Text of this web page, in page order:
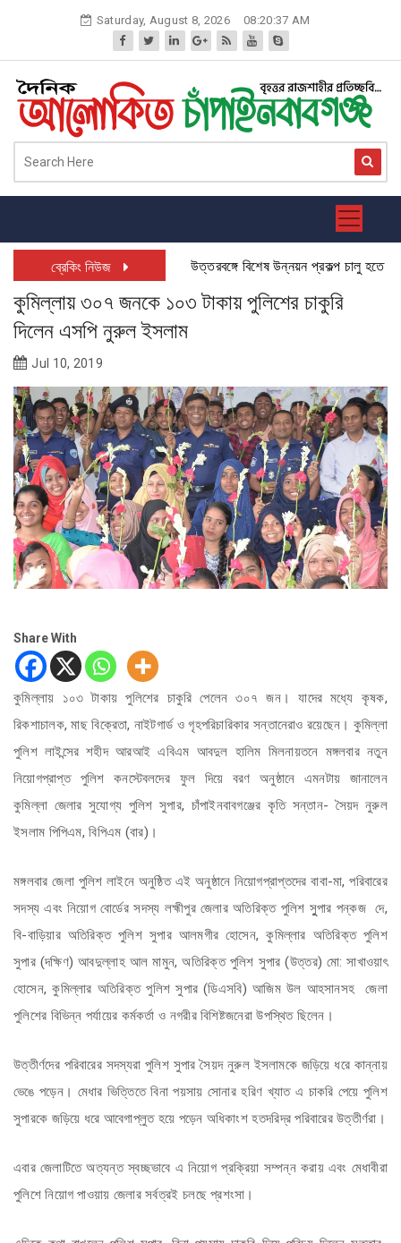
Saturday, August 8, 2026 08:20:38 AM
ব্রেকিং নিউজ উত্তরবঙ্গে বিশেষ উন্নয়ন প্রকল্প চালু হতে
কুমিল্লায় ৩০৭ জনকে ১০৩ টাকায় পুলিশের চাকুরি
দিলেন এসপি নুরুল ইসলাম
Jul 10, 2019
Share With
কুমিল্লায় ১০৩ টাকায় পুলিশের চাকুরি পেলেন ৩০৭ জন। যাদের মধ্যে কৃষক,
রিকশাচালক, মাছ বিক্রেতা, নাইটগার্ড ও গৃহপরিচারিকার সন্তানেরাও রয়েছেন। কুমিল্লা
পুলিশ লাইন্সের শহীদ আরআই এবিএম আবদুল হালিম মিলনায়তনে মঙ্গলবার নতুন
নিয়োগপ্রাপ্ত পুলিশ কনস্টেবলদের ফুল দিয়ে বরণ অনুষ্ঠানে এমনটায় জানালেন
কুমিল্লা জেলার সুযোগ্য পুলিশ সুপার, চাঁপাইনবাবগঞ্জের কৃতি সন্তান- সৈয়দ নুরুল
ইসলাম পিপিএম, বিপিএম (বার)।
মঙ্গলবার জেলা পুলিশ লাইনে অনুষ্ঠিত এই অনুষ্ঠানে নিয়োগপ্রাপ্তদের বাবা-মা, পরিবারের
সদস্য এবং নিয়োগ বোর্ডের সদস্য লহ্মীপুর জেলার অতিরিক্ত পুলিশ সুুপার পন্কজ দে,
বি-বাড়িয়ার অতিরিক্ত পুলিশ সুপার আলমগীর হোসেন, কুমিল্লার অতিরিক্ত পুলিশ
সুপার (দক্ষিণ) আবদুল্লাহ আল মামুন, অতিরিক্ত পুলিশ সুপার (উত্তর) মো: সাখাওয়াৎ
হোসেন, কুমিল্লার অতিরিক্ত পুলিশ সুপার (ডিএসবি) আজিম উল আহসানসহ জেলা
পুলিশের বিভিন্ন পর্যায়ের কর্মকর্তা ও নগরীর বিশিষ্টজনেরা উপস্থিত ছিলেন।
উত্তীর্ণদের পরিবারের সদস্যরা পুলিশ সুপার সৈয়দ নুরুল ইসলামকে জড়িয়ে ধরে কান্নায়
ভেঙে পড়েন। মেধার ভিত্তিতে বিনা পয়সায় সোনার হরিণ খ্যাত এ চাকরি পেয়ে পুলিশ
সুপারকে জড়িয়ে ধরে আবেগাপ্লুত হয়ে পড়েন অধিকাংশ হতদরিদ্র পরিবারের উত্তীর্ণরা।
এবার জেলাটিতে অত্যন্ত স্বচ্ছভাবে এ নিয়োগ প্রক্রিয়া সম্পন্ন করায় এবং মেধাবীরা
পুলিশে নিয়োগ পাওয়ায় জেলার সর্বত্রই চলছে প্রশংসা।